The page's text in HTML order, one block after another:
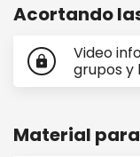
Acortando
lock
Video
grupos y
Material